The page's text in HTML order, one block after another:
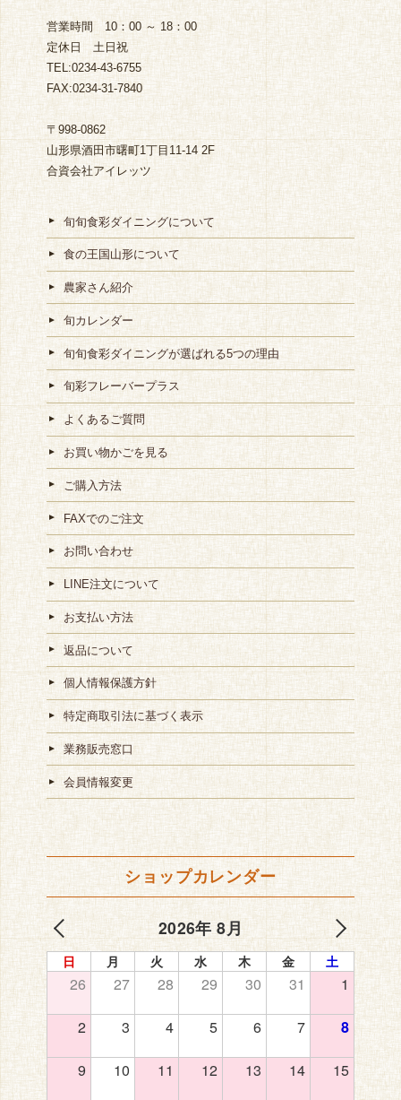
営業時間 10：00 ～ 18：00
定休日 土日祝
TEL:0234-43-6755
FAX:0234-31-7840
〒998-0862
山形県酒田市曙町1丁目11-14 2F
合資会社アイレッツ
旬旬食彩ダイニングについて
食の王国山形について
農家さん紹介
旬カレンダー
旬旬食彩ダイニングが選ばれる5つの理由
旬彩フレーバープラス
よくあるご質問
お買い物かごを見る
ご購入方法
FAXでのご注文
お問い合わせ
LINE注文について
お支払い方法
返品について
個人情報保護方針
特定商取引法に基づく表示
業務販売窓口
会員情報変更
ショップカレンダー
2026年 8月
日 月 火 水 木 金 土
26 27 28 29 30 31 1
2 3 4 5 6 7 8
9 10 11 12 13 14 15